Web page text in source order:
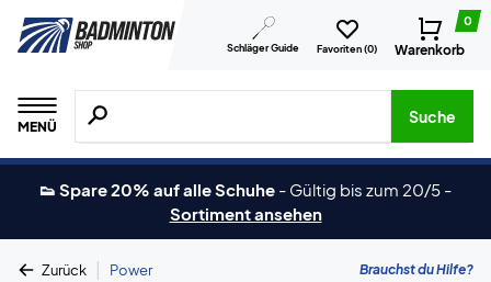
Schläger Guide Favoriten (0)
0
Warenkorb
MENÜ
Suche nach Produkten, Marken usw.
Suche
👟 Spare 20% auf alle Schuhe - Gültig bis zum 20/5 -
Sortiment ansehen
Zurück | Power Brauchst du Hilfe?